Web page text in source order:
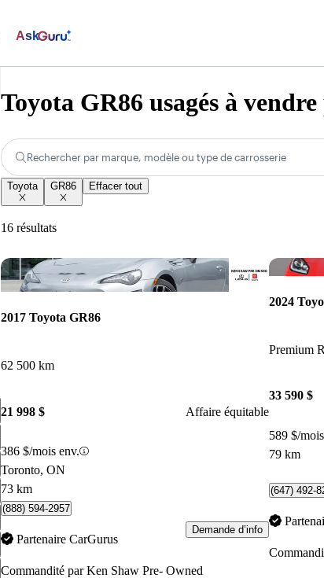
Ask
Toyota GR86 usagés à
Rechercher par marque, modèle ou type de carrosserie
Toyota GR86 Effacer tout
16 résultats
Enregistrer
2017 Toyota GR86
62 500 km
21 998 $ Affaire équitable
386 $/mois env.
Toronto, ON
73 km
(888) 594-2957
Partenaire CarGurus
Demande d’info
Commandité parKen Shaw Pre- Owned
2024
Premium
33 590 $
589 $/
79 km
(647) 492-